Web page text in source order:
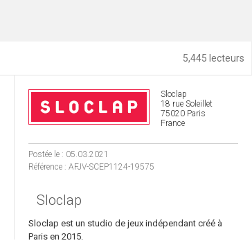
5,445 lecteurs
Sloclap
18 rue Soleillet
75020 Paris
France
Postée le : 05.03.2021
Référence : AFJV-SCEP1124-19575
Sloclap
Sloclap est un studio de jeux indépendant créé à
Paris en 2015.